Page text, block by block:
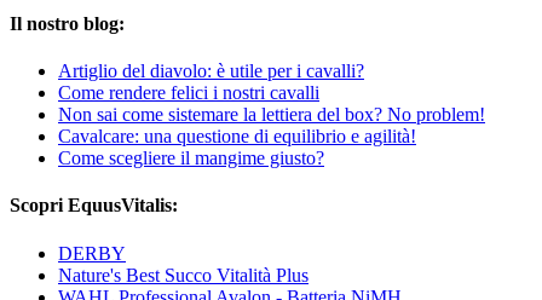
Il nostro blog:
Artiglio del diavolo: è utile per i cavalli?
Come rendere felici i nostri cavalli
Non sai come sistemare la lettiera del box? No problem!
Cavalcare: una questione di equilibrio e agilità!
Come scegliere il mangime giusto?
Scopri EquusVitalis:
DERBY
Nature's Best Succo Vitalità Plus